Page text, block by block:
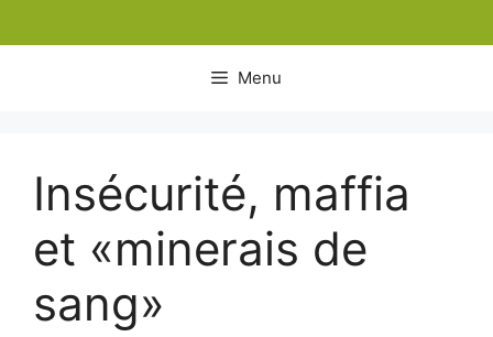
Menu
Insécurité, maffia
et «minerais de
sang»